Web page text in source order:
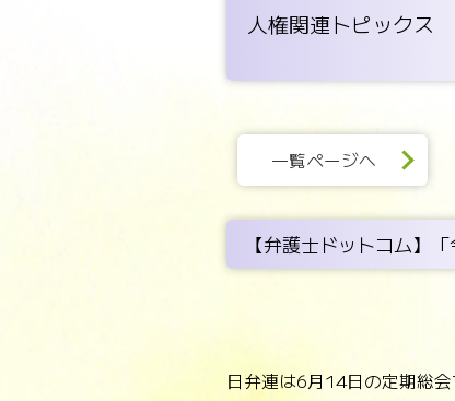
人権関連トピックス
一覧ページへ
【弁護士ドットコム】
日弁連は6月14日の定期総